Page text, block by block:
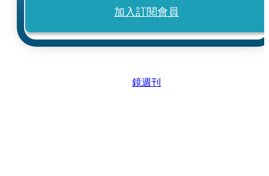
加入訂閱會員
鏡週刊